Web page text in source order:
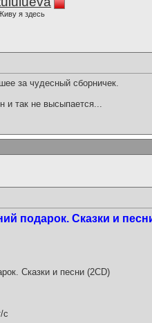
я здесь
за чудесный сборничек.
и так не высыпается...
подарок. Сказки и
Сказки и песни (2CD)
с